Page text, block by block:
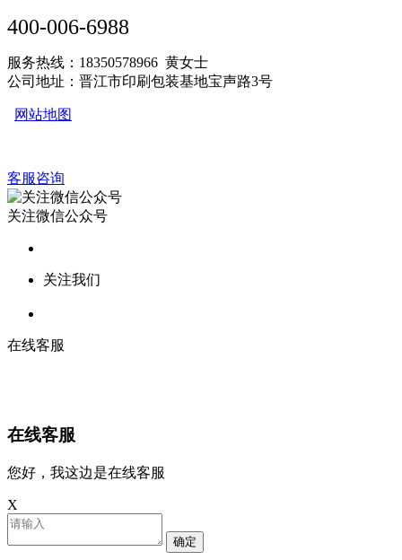
400-006-6988
服务热线：18350578966 黄女士
公司地址：晋江市印刷包装基地宝声路3号
网站地图
客服咨询
关注微信公众号
关注我们
在线客服
在线客服
您好，我这边是在线客服
X
确定